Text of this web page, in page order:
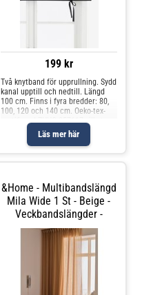
199 kr
Läs mer här
Två knytband för upprullning. Sydd
kanal upptill och nedtill. Längd
100 cm. Finns i fyra bredder: 80,
100, 120 och 140 cm. Oeko-tex-
certifierad ZHHO 057117 vilket
innebär att produkten har testats
och uppfyller Oeko-tex krav för att
inte orsaka några
&Home - Multibandslängd
Mila Wide 1 St - Beige -
Veckbandslängder -